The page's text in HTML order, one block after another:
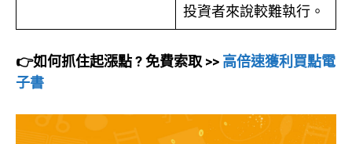
投資者來說較難執行。
👉如何抓住起漲點 ? 免費索取 >> 高倍速獲利買點電
子書